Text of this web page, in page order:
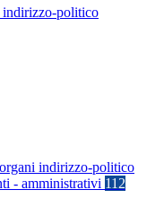
indirizzo-politico
indirizzo-politico
- amministrativi 112